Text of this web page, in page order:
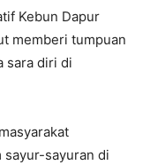
Kebun Dapur
memberi tumpuan
sara diri di
sayur-sayuran di